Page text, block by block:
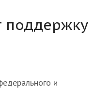
поддержку
и